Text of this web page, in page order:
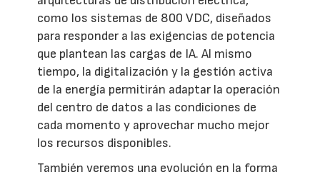
como los sistemas de 800 VDC, diseñados
para responder a las exigencias de potencia
que plantean las cargas de IA. Al mismo
tiempo, la digitalización y la gestión activa
de la energía permitirán adaptar la operación
del centro de datos a las condiciones de
cada momento y aprovechar mucho mejor
los recursos disponibles.
También veremos una evolución en la forma